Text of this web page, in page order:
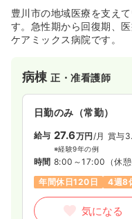
豊川市の地域医療を支え
す。急性期から回復期、
ケアミックス病院です。
病棟正・准看護師
日勤のみ（常勤）
給与 27.6万円 /月 賞与
※経験9年の例
時間 8:00～17:00 （休
年間休日120日
4週8
気になる